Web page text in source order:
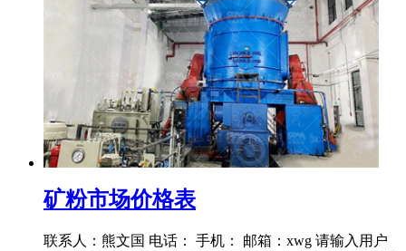
矿粉市场价格表
联系人：熊文国 电话： 手机： 邮箱：xwg 请输入用户